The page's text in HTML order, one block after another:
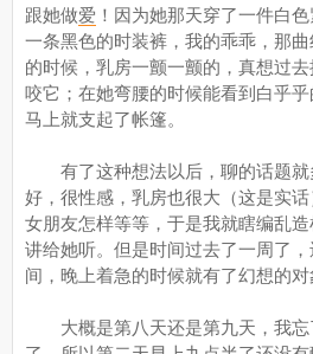
跟她做爱 ！因为她那天穿了一件白
一条黑色的时装裤，我的乖乖，那
的时候，乳房一颤一颤的，真想过去
咬它；在她弯腰的时候能看到白乎
马上就支起了帐篷。
有了这种想法以后，聊的话题就
好，很性感，乳房也很大（这是实
女朋友怎样等等，于是我就瞎编乱
讲给她听。但是时间过去了一周了
间，晚上着急的时候就有了幻想的对
大概是第八天还是第九天，我忘